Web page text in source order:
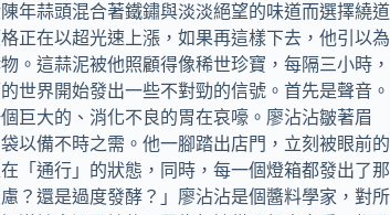
年蒜頭混合著鐵鏽與淡淡絕望的味道而選擇繞道
正在以超光速上漲，如果再這樣下去，他引以為
。這蒜泥被他照顧得像稀世珍寶，每隔三小時，
世界開始發出一些不對勁的信號。首先是聲音。
大的、消化不良的胃在哀嚎。廖沾沾皺著眉
以備不時之需。他一腳踏出店門，立刻被眼前的
「通行」的狀態，同時，每一個燈箱都發出了那
？還是過度發酵？」廖沾沾是個醬料學家，對所